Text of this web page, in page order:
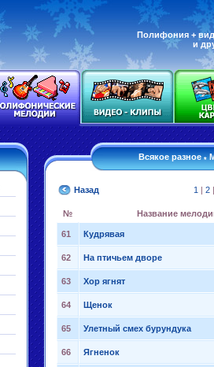
Полифония +
и
Всякое разное*
Назад 1 | 2
№ Название
61 Кудрявая
62 На птичьем дворе
63 Хор ягнят
64 Щенок
65 Улетный смех бурундука
66 Ягненок